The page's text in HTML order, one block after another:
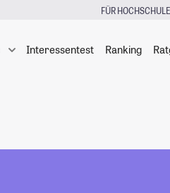
FÜR
Interessentest Ranking